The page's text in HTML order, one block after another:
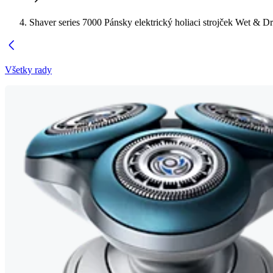
Shaver series 7000 Pánsky elektrický holiaci strojček Wet &
Všetky rady